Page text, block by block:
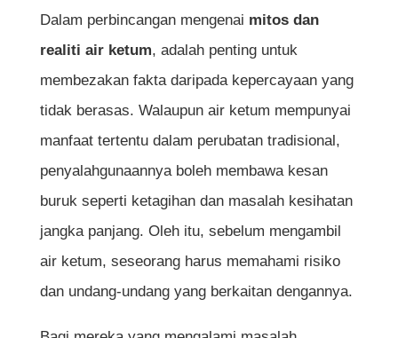
Dalam perbincangan mengenai mitos dan
realiti air ketum, adalah penting untuk
membezakan fakta daripada kepercayaan yang
tidak berasas. Walaupun air ketum mempunyai
manfaat tertentu dalam perubatan tradisional,
penyalahgunaannya boleh membawa kesan
buruk seperti ketagihan dan masalah kesihatan
jangka panjang. Oleh itu, sebelum mengambil
air ketum, seseorang harus memahami risiko
dan undang-undang yang berkaitan dengannya.